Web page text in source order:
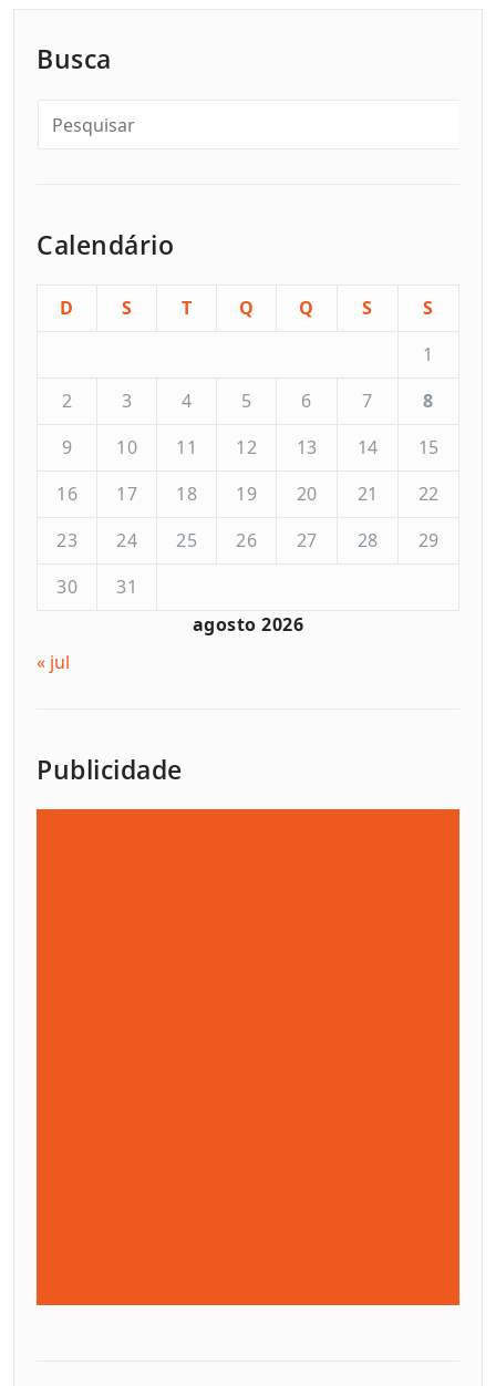
Busca
Calendário
agosto 2026
D S T Q Q S
S
1
2
3 4 5 6 7
8
9
10 11 12 13 14
15
16
17 18 19 20 21
22
23
24 25 26 27 28
29
30
31
« jul
Publicidade